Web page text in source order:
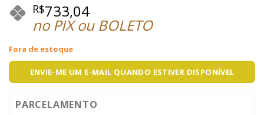
R$733,04
no PIX ou BOLETO
Fora de estoque
ENVIE-ME UM E-MAIL QUANDO ESTIVER DISPONÍVEL
PARCELAMENTO